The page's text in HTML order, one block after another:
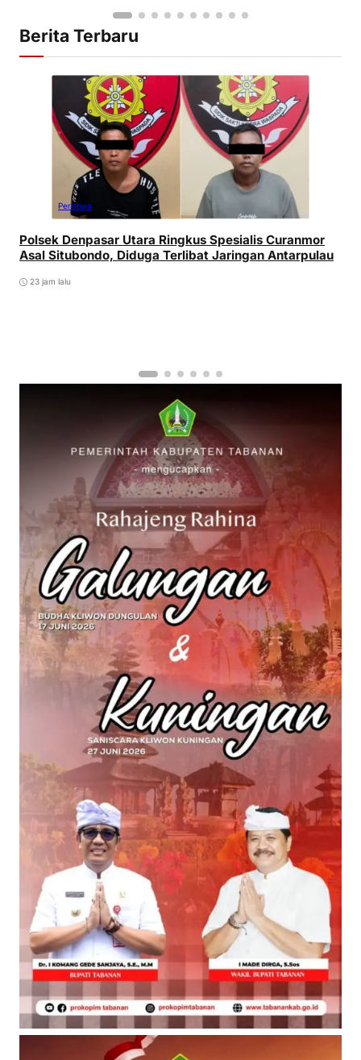
Berita Terbaru
Peristiwa
Polsek Denpasar Utara Ringkus Spesialis Curanmor
Asal Situbondo, Diduga Terlibat Jaringan Antarpulau
23 jam lalu